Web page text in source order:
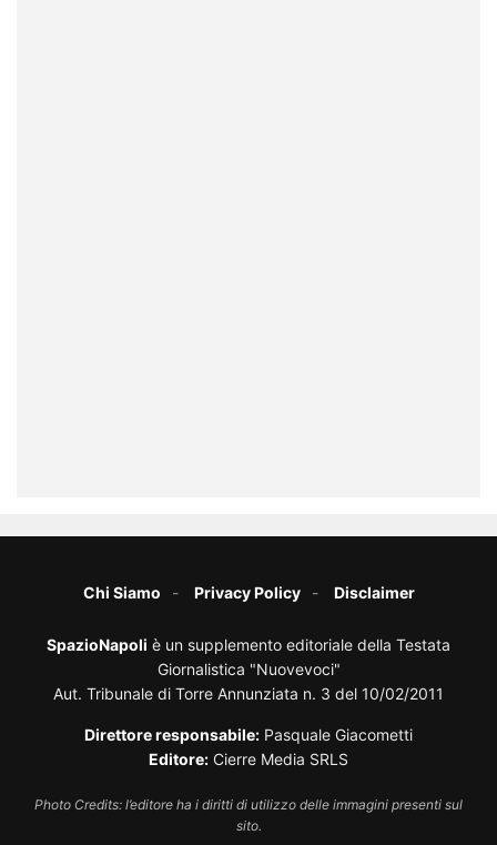
Chi Siamo Privacy Policy Disclaimer
SpazioNapoli è un supplemento editoriale della Testata
Giornalistica "Nuovevoci"
Aut. Tribunale di Torre Annunziata n. 3 del 10/02/2011
Direttore responsabile: Pasquale Giacometti
Editore: Cierre Media SRLS
Photo Credits: l’editore ha i diritti di utilizzo delle immagini presenti sul
sito.